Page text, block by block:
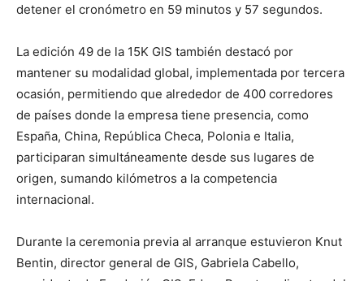
detener el cronómetro en 59 minutos y 57 segundos.
La edición 49 de la 15K GIS también destacó por
mantener su modalidad global, implementada por tercera
ocasión, permitiendo que alrededor de 400 corredores
de países donde la empresa tiene presencia, como
España, China, República Checa, Polonia e Italia,
participaran simultáneamente desde sus lugares de
origen, sumando kilómetros a la competencia
internacional.
Durante la ceremonia previa al arranque estuvieron Knut
Bentin, director general de GIS, Gabriela Cabello,